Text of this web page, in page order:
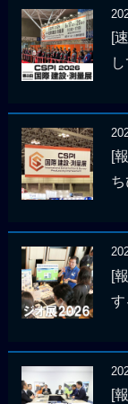
[
[
[
す
[